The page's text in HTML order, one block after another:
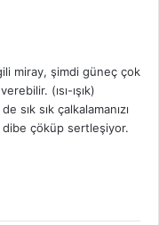
miray, şimdi güneç çok
(ısı-ışık)
sık sık çalkalamanızı
çöküp sertleşiyor.